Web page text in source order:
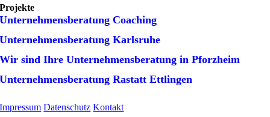
Projekte
Unternehmens­beratung Coaching
Unternehmens­beratung Karlsruhe
Wir sind Ihre Unternehmens­beratung in Pforzheim
Unternehmens­beratung Rastatt Ettlingen
Impressum Datenschutz Kontakt